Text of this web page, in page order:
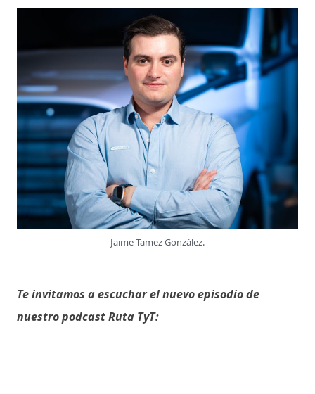
Jaime Tamez González.
Te invitamos a escuchar el nuevo episodio de
nuestro podcast Ruta TyT: